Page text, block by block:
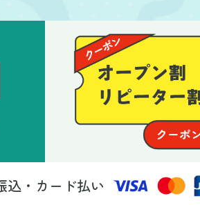
まし
込・カード払い